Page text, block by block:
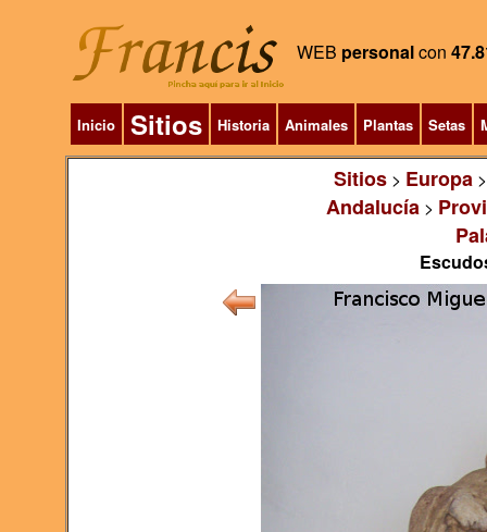
WEB personalcon
Inicio Sitios Historia Animales Plantas Setas
Sitios> Europa
Andalucía >